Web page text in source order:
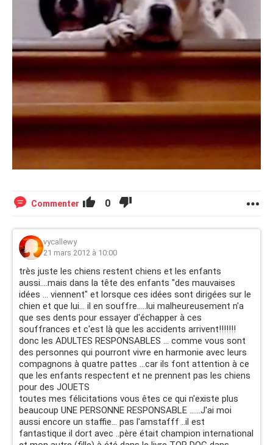
Commenter 0
vycallewy
21 mars 2012 à 10:00
très juste les chiens restent chiens et les enfants
aussi....mais dans la tête des enfants "des mauvaises
idées ... viennent" et lorsque ces idées sont dirigées sur le
chien et que lui... il en souffre.....lui malheureusement n'a
que ses dents pour essayer d'échapper à ces
souffrances et c'est là que les accidents arrivent!!!!!!!
donc les ADULTES RESPONSABLES ... comme vous sont
des personnes qui pourront vivre en harmonie avec leurs
compagnons à quatre pattes ...car ils font attention à ce
que les enfants respectent et ne prennent pas les chiens
pour des JOUETS
toutes mes félicitations vous êtes ce qui n'existe plus
beaucoup UNE PERSONNE RESPONSABLE ......J'ai moi
aussi encore un staffie... pas l'amstafff ..il est
fantastique il dort avec ..père était champion international